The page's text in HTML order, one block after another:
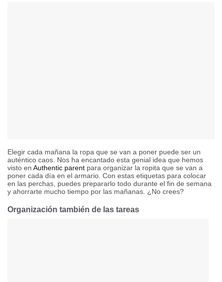
Elegir cada mañana la ropa que se van a poner puede ser un
auténtico caos. Nos ha encantado esta genial idea que hemos
visto en Authentic parent para organizar la ropita que se van a
poner cada día en el armario. Con estas etiquetas para colocar
en las perchas, puedes prepararlo todo durante el fin de semana
y ahorrarte mucho tiempo por las mañanas. ¿No crees?
Organización también de las tareas